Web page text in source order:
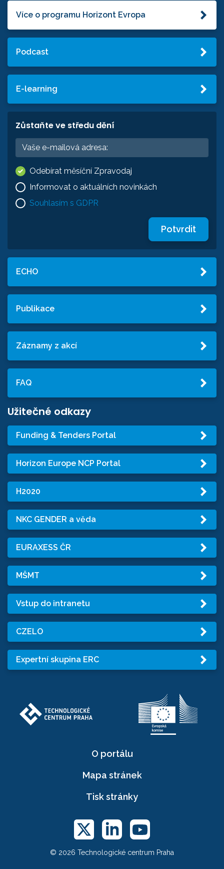
Více o programu Horizont Evropa
Podcast
E-learning
Zůstaňte ve středu dění
Odebírat měsíční Zpravodaj
Informovat o aktuálních novinkách
Souhlasím s GDPR
Potvrdit
ECHO
Publikace
Záznamy z akcí
FAQ
Užitečné odkazy
Funding & Tenders Portal
Horizon Europe NCP Portal
H2020
NKC GENDER a věda
EURAXESS ČR
MŠMT
Vstup do intranetu
CZELO
Expertní skupina ERC
O portálu
Mapa stránek
Tisk stránky
© 2026 Technologické centrum Praha